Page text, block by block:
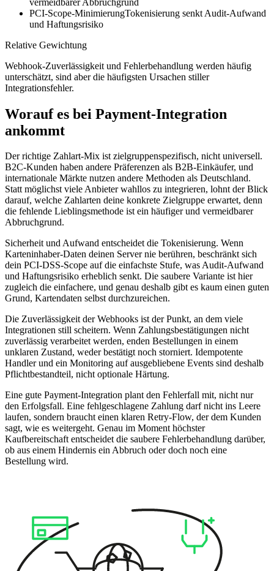
PCI-Scope-MinimierungTokenisierung senkt Audit-Aufwand
und Haftungsrisiko
Relative Gewichtung
Webhook-Zuverlässigkeit und Fehlerbehandlung werden häufig
unterschätzt, sind aber die häufigsten Ursachen stiller
Integrationsfehler.
Worauf es bei Payment-Integration
ankommt
Der richtige Zahlart-Mix ist zielgruppenspezifisch, nicht universell.
B2C-Kunden haben andere Präferenzen als B2B-Einkäufer, und
internationale Märkte nutzen andere Methoden als Deutschland.
Statt möglichst viele Anbieter wahllos zu integrieren, lohnt der Blick
darauf, welche Zahlarten deine konkrete Zielgruppe erwartet, denn
die fehlende Lieblingsmethode ist ein häufiger und vermeidbarer
Abbruchgrund.
Sicherheit und Aufwand entscheidet die Tokenisierung. Wenn
Karteninhaber-Daten deinen Server nie berühren, beschränkt sich
dein PCI-DSS-Scope auf die einfachste Stufe, was Audit-Aufwand
und Haftungsrisiko erheblich senkt. Die saubere Variante ist hier
zugleich die einfachere, und genau deshalb gibt es kaum einen guten
Grund, Kartendaten selbst durchzureichen.
Die Zuverlässigkeit der Webhooks ist der Punkt, an dem viele
Integrationen still scheitern. Wenn Zahlungsbestätigungen nicht
zuverlässig verarbeitet werden, enden Bestellungen in einem
unklaren Zustand, weder bestätigt noch storniert. Idempotente
Handler und ein Monitoring auf ausgebliebene Events sind deshalb
Pflichtbestandteil, nicht optionale Härtung.
Eine gute Payment-Integration plant den Fehlerfall mit, nicht nur
den Erfolgsfall. Eine fehlgeschlagene Zahlung darf nicht ins Leere
laufen, sondern braucht einen klaren Retry-Flow, der dem Kunden
sagt, wie es weitergeht. Genau im Moment höchster
Kaufbereitschaft entscheidet die saubere Fehlerbehandlung darüber,
ob aus einem Hindernis ein Abbruch oder doch noch eine
Bestellung wird.